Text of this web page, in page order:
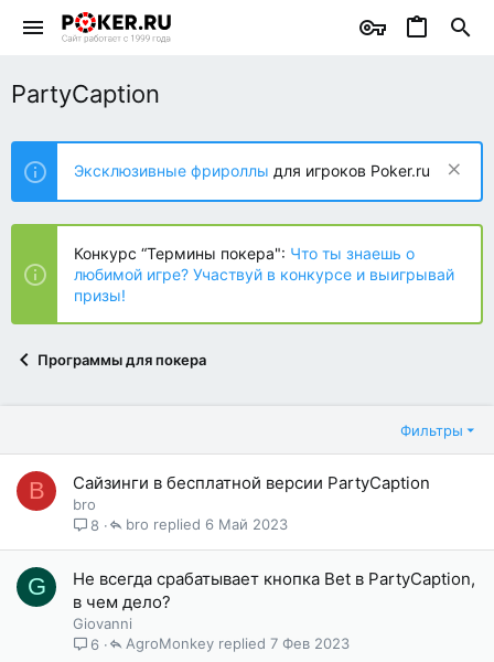
PartyCaption
Эксклюзивные фрироллы для игроков Poker.ru
Конкурс “Термины покера": Что ты знаешь о
любимой игре? Участвуй в конкурсе и выигрывай
призы!
Программы для покера
Фильтры
B Сайзинги в бесплатной версии PartyCaption
bro
8
6 Май 2023
bro
G
Не всегда срабатывает кнопка Bet в PartyCaption,
в чем дело?
Giovanni
6
7 Фев 2023
AgroMonkey